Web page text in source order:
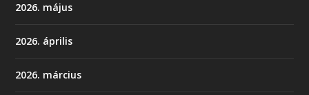
2026. május
2026. április
2026. március